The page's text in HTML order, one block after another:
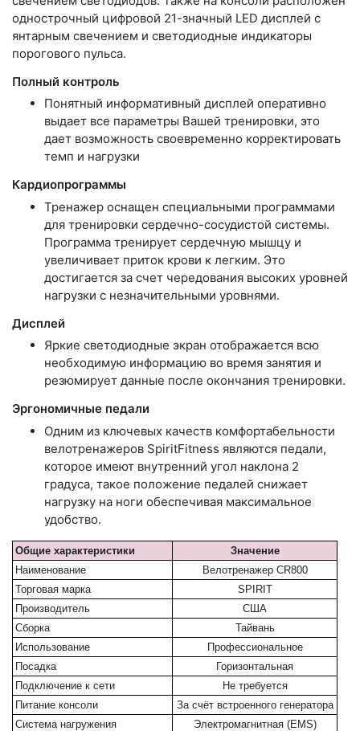
однострочный цифровой 21-значный LED дисплей с
янтарным свечением и светодиодные индикаторы
порогового пульса.
Полный контроль
Понятный информативный дисплей оперативно
выдает все параметры Вашей тренировки, это
дает возможность своевременно корректировать
темп и нагрузки
Кардиопрограммы
Тренажер оснащен специальными программами
для тренировки сердечно-сосудистой системы.
Программа тренирует сердечную мышцу и
увеличивает приток крови к легким. Это
достигается за счет чередования высоких уровней
нагрузки с незначительными уровнями.
Дисплей
Яркие светодиодные экран отображается всю
необходимую информацию во время занятия и
резюмирует данные после окончания тренировки.
Эргономичные педали
Одним из ключевых качеств комфортабельности
велотренажеров SpiritFitness являются педали,
которое имеют внутренний угол наклона 2
градуса, такое положение педалей снижает
нагрузку на ноги обеспечивая максимальное
удобство.
Общие характеристики
Значение
Наименование
Велотренажер CR800
Торговая марка
SPIRIT
Производитель
США
Сборка
Тайвань
Использование
Профессиональное
Посадка
Горизонтальная
Подключение к сети
Не требуется
Питание консоли
За счёт встроенного генератора
Система нагружения
Электромагнитная (EMS)